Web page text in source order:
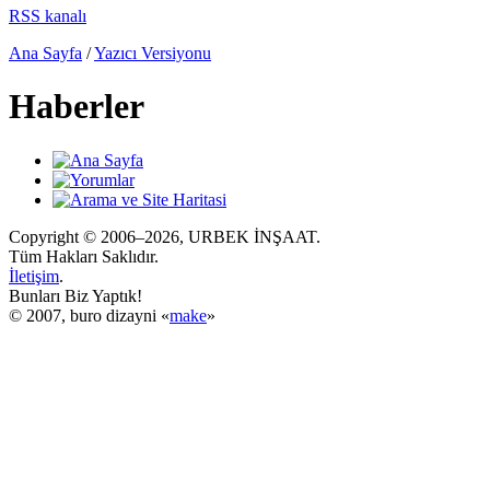
RSS kanalı
Ana Sayfa /Yazıcı Versiyonu
Haberler
Copyright © 2006–2026, URBEK İNŞAAT.
Tüm Hakları Saklıdır.
İletişim.
Bunları Biz Yaptık!
© 2007, buro dizayni «make»